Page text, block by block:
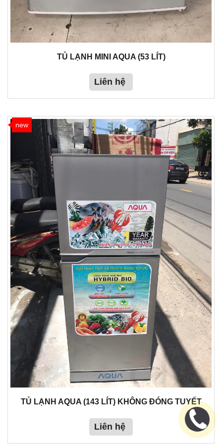
TỦ LẠNH MINI AQUA (53 LÍT)
Liên hệ
new
TỦ LẠNH AQUA (143 LÍT) KHÔNG ĐÓNG TUYẾT
Liên hệ